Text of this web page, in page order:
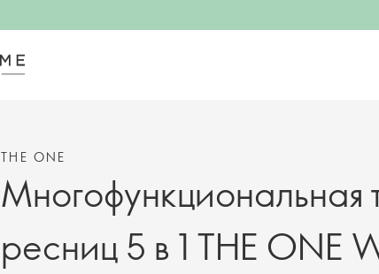
THE ONE
Многофункциональная
ресниц 5 в 1 THE ONE